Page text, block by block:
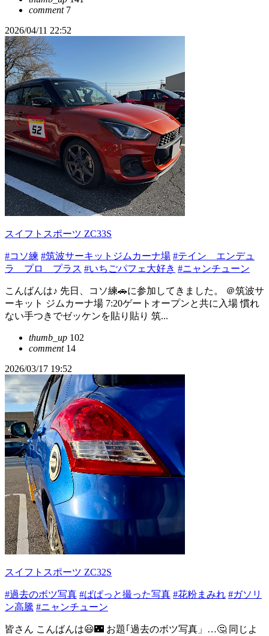
comment7
2026/04/11 22:52
スイフトスポーツ ZC33S
#コソ練 #筑波サーキットジムカーナ場 #テイン エンデュ
ラ プロ プラス #いちごパフェ大好き #ニャンチューン
こんばんは♪ 先日、コソ練🚗に参加してきました。 ＠筑波サ
ーキット ジムカーナ場 7:20ゲートオープンと共に入場 慣れ
ない手つきでゼッケンを貼り貼り 筑...
thumb_up 102
comment14
2026/03/17 19:52
スイフトスポーツ ZC32S
#過去のボツ写真 #ぱぱっと撮った写真 #花粉まみれ #ガソリ
ン高騰 #ニャンチューン
皆さん こんばんは😃🌃 お題｢過去のボツ写真」…🤔 同じよ